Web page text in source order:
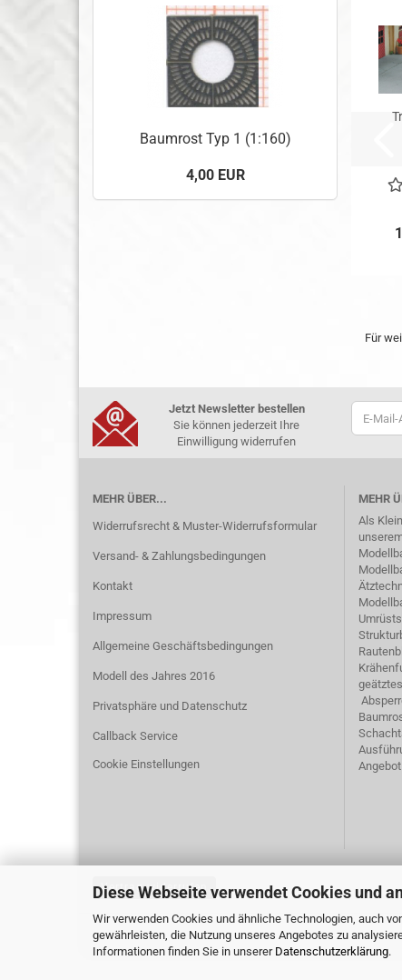
Diese Webseite verwendet Cookies und
Wir verwenden Cookies und ähnliche Technologien, auch
gewährleisten, die Nutzung unseres Angebotes zu
Informationen finden Sie in unserer Datenschutzerklärung.
Für
Baumrost Typ 1 (1:160)
4,00 EUR
Jetzt Newsletter bestellen
Sie können jederzeit Ihre
Einwilligung widerrufen
MEHR ÜBER...
Widerrufsrecht & Muster-Widerrufsformular
Versand- & Zahlungsbedingungen
Kontakt
Impressum
Allgemeine Geschäftsbedingungen
Modell des Jahres 2016
Privatsphäre und Datenschutz
Callback Service
Cookie Einstellungen
MEHR
Als
Vertrag widerrufen